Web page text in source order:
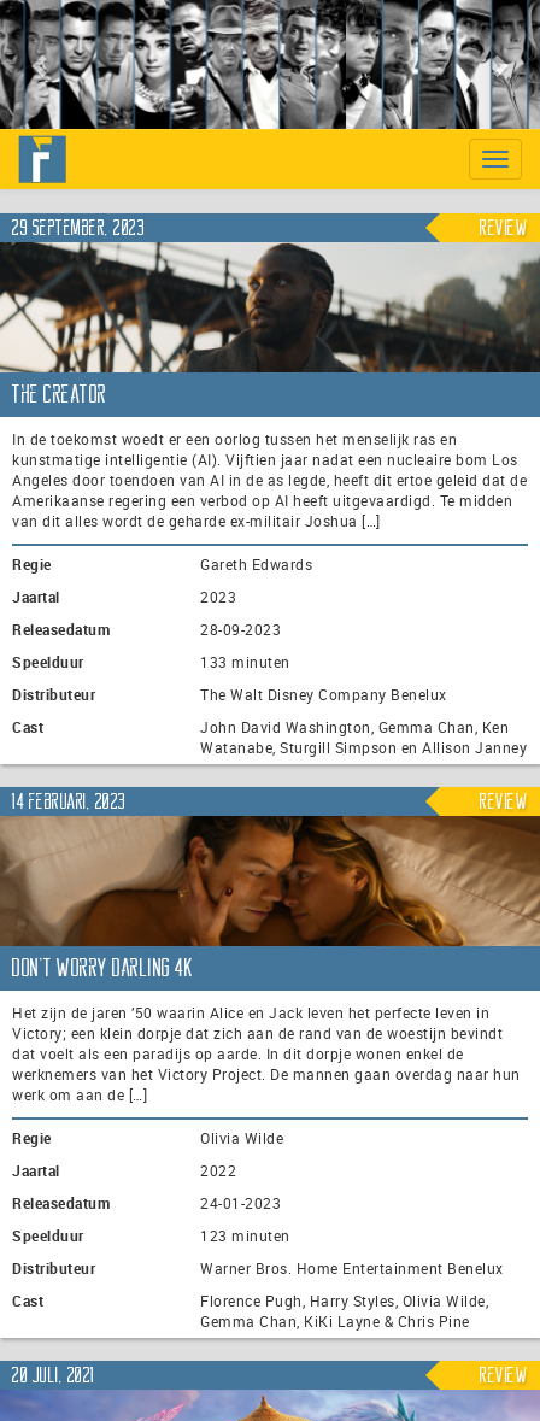
Previous
Toggle
29 september, 2023 Review
The Creator
In de toekomst woedt er een oorlog tussen het menselijk ras en
kunstmatige intelligentie (AI). Vijftien jaar nadat een nucleaire bom Los
Angeles door toendoen van AI in de as legde, heeft dit ertoe geleid dat de
Amerikaanse regering een verbod op AI heeft uitgevaardigd. Te midden
van dit alles wordt de geharde ex-militair Joshua […]
Regie
Gareth Edwards
Jaartal
2023
Releasedatum
28-09-2023
Speelduur
133 minuten
Distributeur
The Walt Disney Company Benelux
Cast
John David Washington, Gemma Chan, Ken
Watanabe, Sturgill Simpson en Allison Janney
14 februari, 2023 Review
Don’t Worry Darling 4K
Het zijn de jaren ’50 waarin Alice en Jack leven het perfecte leven in
Victory; een klein dorpje dat zich aan de rand van de woestijn bevindt
dat voelt als een paradijs op aarde. In dit dorpje wonen enkel de
werknemers van het Victory Project. De mannen gaan overdag naar hun
werk om aan de […]
Regie
Olivia Wilde
Jaartal
2022
Releasedatum
24-01-2023
Speelduur
123 minuten
Distributeur
Warner Bros. Home Entertainment Benelux
Cast
Florence Pugh, Harry Styles, Olivia Wilde,
Gemma Chan, KiKi Layne & Chris Pine
20 juli, 2021 Review